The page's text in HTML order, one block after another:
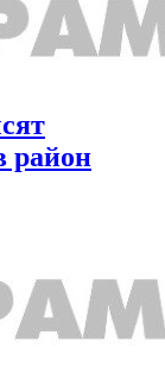
район